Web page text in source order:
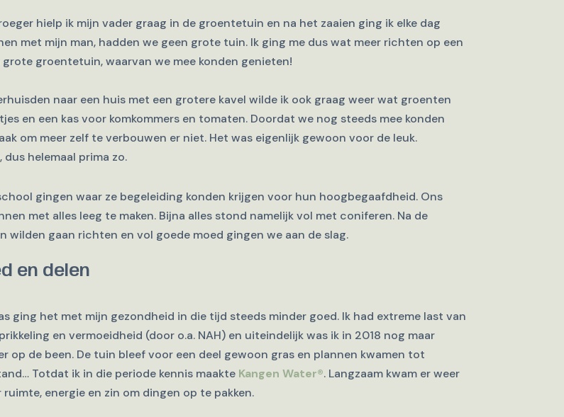
hielp ik mijn vader graag in de groentetuin en na het zaaien ging ik elke dag
met mijn man, hadden we geen grote tuin. Ik ging me dus wat meer richten op een
groentetuin, waarvan we mee konden genieten!
naar een huis met een grotere kavel wilde ik ook graag weer wat groenten
en een kas voor komkommers en tomaten. Doordat we nog steeds mee konden
om meer zelf te verbouwen er niet. Het was eigenlijk gewoon voor de leuk.
helemaal prima zo.
gingen waar ze begeleiding konden krijgen voor hun hoogbegaafdheid. Ons
met alles leeg te maken. Bijna alles stond namelijk vol met coniferen. Na de
wilden gaan richten en vol goede moed gingen we aan de slag.
en delen
ging het met mijn gezondheid in die tijd steeds minder goed. Ik had extreme last van
en vermoeidheid (door o.a. NAH) en uiteindelijk was ik in 2018 nog maar
op de been. De tuin bleef voor een deel gewoon gras en plannen kwamen tot
Totdat ik in die periode kennis maakte Kangen Water®. Langzaam kwam er weer
ruimte, energie en zin om dingen op te pakken.